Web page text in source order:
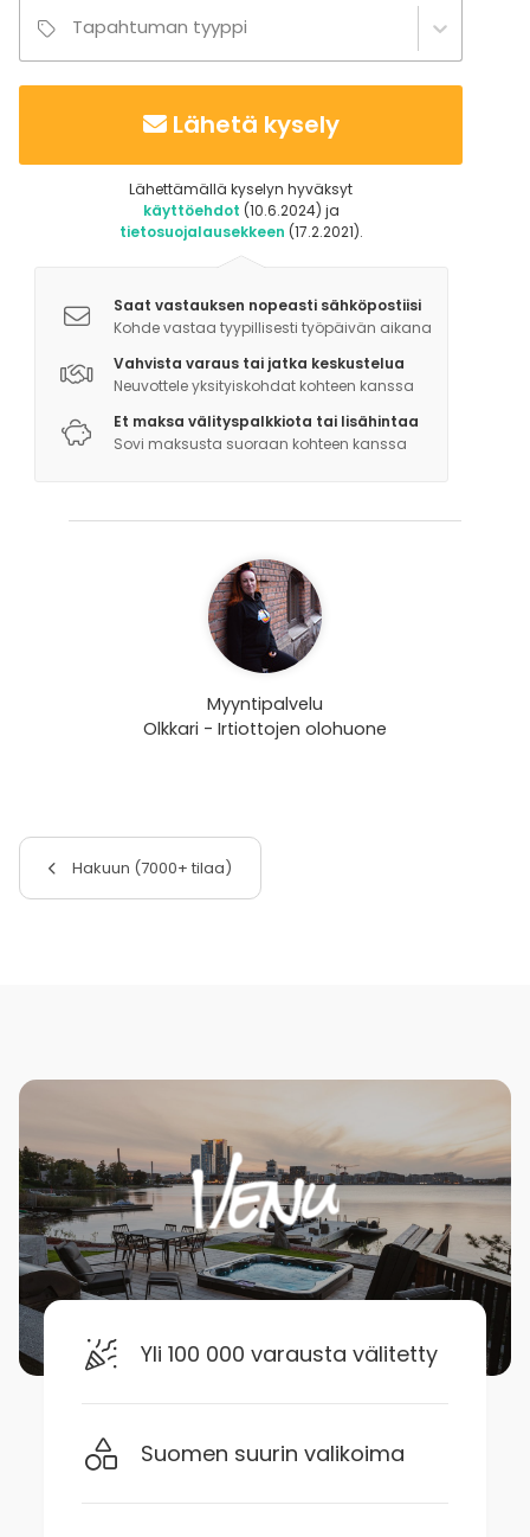
Tapahtuman tyyppi
Lähetä kysely
Lähettämällä kyselyn hyväksyt
käyttöehdot (10.6.2024) ja
tietosuojalausekkeen (17.2.2021).
Saat vastauksen nopeasti sähköpostiisi
Kohde vastaa tyypillisesti työpäivän aikana
Vahvista varaus tai jatka keskustelua
Neuvottele yksityiskohdat kohteen kanssa
Et maksa välityspalkkiota tai lisähintaa
Sovi maksusta suoraan kohteen kanssa
Myyntipalvelu
Olkkari - Irtiottojen olohuone
Hakuun (7000+ tilaa)
Yli 100 000 varausta välitetty
Suomen suurin valikoima